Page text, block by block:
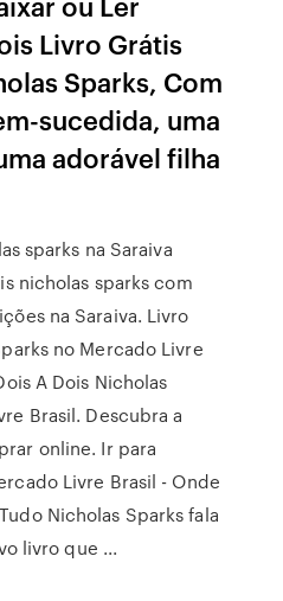
Livro Grátis
Sparks, Com
sucedida, uma
adorável filha
sparks na Saraiva
nicholas sparks com
na Saraiva. Livro
no Mercado Livre
A Dois Nicholas
Brasil. Descubra a
online. Ir para
Livre Brasil - Onde
Nicholas Sparks fala
livro que ...